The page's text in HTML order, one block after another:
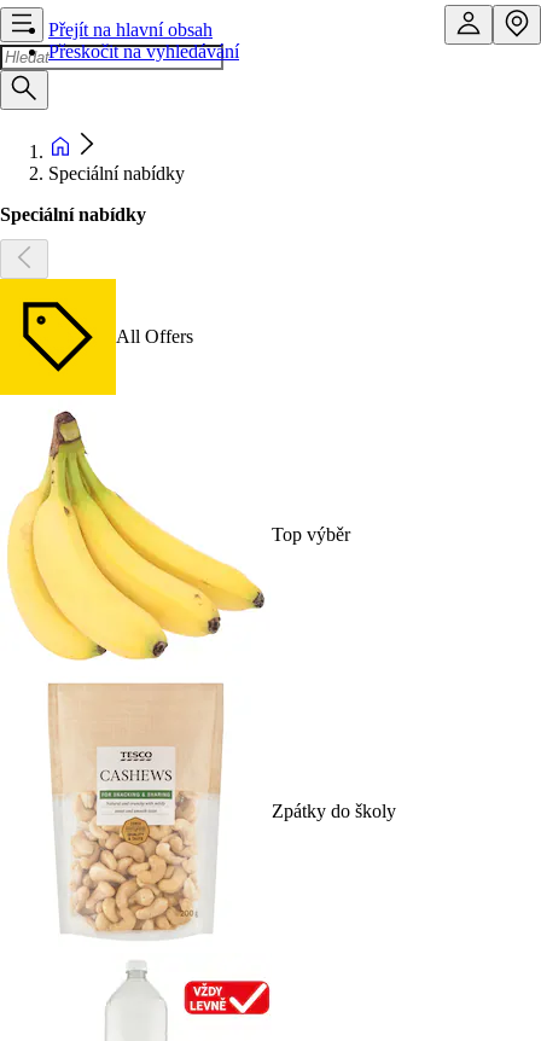
Přejít na hlavní obsah
Přeskočit na vyhledávání
Speciální nabídky
Speciální nabídky
All Offers
Top výběr
Zpátky do školy